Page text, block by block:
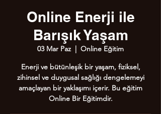
Online Enerji ile
Barışık Yaşam
03 Mar Paz
  |
Online Eğitim
Enerji ve bütünleşik bir yaşam, fiziksel,
zihinsel ve duygusal sağlığı dengelemeyi
amaçlayan bir yaklaşımı içerir. Bu eğitim
Online Bir Eğitimdir.